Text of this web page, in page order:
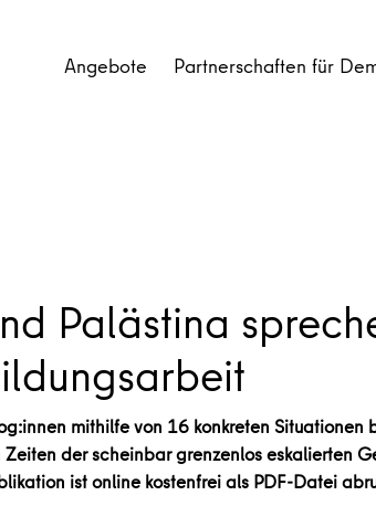
Angebote Partnerschaften für
Palästina
mithilfe von 16 konkreten Situationen
der scheinbar grenzenlos eskalierten
ist online kostenfrei als PDF-Datei